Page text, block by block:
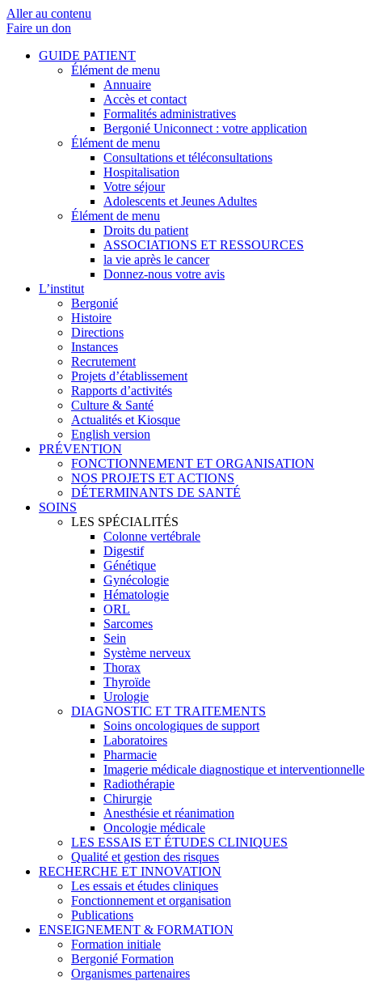
Aller au contenu
Faire un don
GUIDE PATIENT
Élément de menu
Annuaire
Accès et contact
Formalités administratives
Bergonié Uniconnect : votre application
Élément de menu
Consultations et téléconsultations
Hospitalisation
Votre séjour
Adolescents et Jeunes Adultes
Élément de menu
Droits du patient
ASSOCIATIONS ET RESSOURCES
la vie après le cancer
Donnez-nous votre avis
L’institut
Bergonié
Histoire
Directions
Instances
Recrutement
Projets d’établissement
Rapports d’activités
Culture & Santé
Actualités et Kiosque
English version
PRÉVENTION
FONCTIONNEMENT ET ORGANISATION
NOS PROJETS ET ACTIONS
DÉTERMINANTS DE SANTÉ
SOINS
LES SPÉCIALITÉS
Colonne vertébrale
Digestif
Génétique
Gynécologie
Hématologie
ORL
Sarcomes
Sein
Système nerveux
Thorax
Thyroïde
Urologie
DIAGNOSTIC ET TRAITEMENTS
Soins oncologiques de support
Laboratoires
Pharmacie
Imagerie médicale diagnostique et interventionnelle
Radiothérapie
Chirurgie
Anesthésie et réanimation
Oncologie médicale
LES ESSAIS ET ÉTUDES CLINIQUES
Qualité et gestion des risques
RECHERCHE ET INNOVATION
Les essais et études cliniques
Fonctionnement et organisation
Publications
ENSEIGNEMENT & FORMATION
Formation initiale
Bergonié Formation
Organismes partenaires